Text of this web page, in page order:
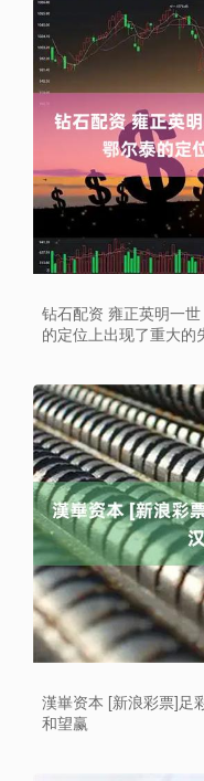
钻石配资 雍正英明一
的定位上出现了重大的
漢崋资本 [新浪彩票]足
和望赢